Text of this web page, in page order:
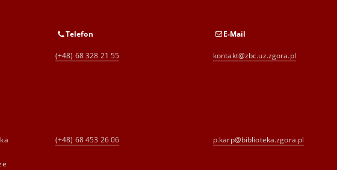
Telefon
(+48) 68 328 21 55
E-Mail
kontakt@zbc.uz.zgora.pl
(+48) 68 453 26 06 p.karp@biblioteka.zgora.pl